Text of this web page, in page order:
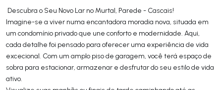
Descubra o Seu Novo Lar no Murtal, Parede - Cascais!
Imagine-se a viver numa encantadora moradia nova, situada em
um condomínio privado que une conforto e modernidade. Aqui,
cada detalhe foi pensado para oferecer uma experiência de vida
excecional. Com um amplo piso de garagem, você terá espaço de
sobra para estacionar, armazenar e desfrutar do seu estilo de vida
ativo.